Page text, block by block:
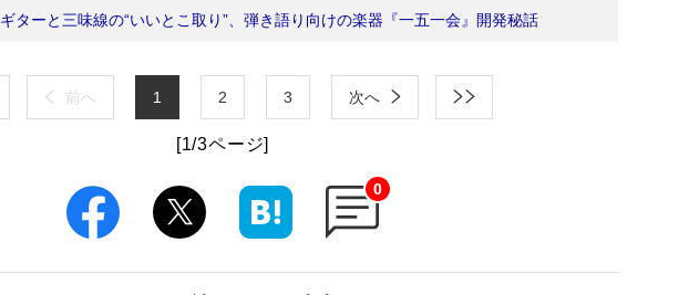
ギターと三味線の“いいとこ取り”、弾き語り向けの楽器『一五一会』開発秘話
前へ 1 2 3 次へ
[1/3ページ]
0